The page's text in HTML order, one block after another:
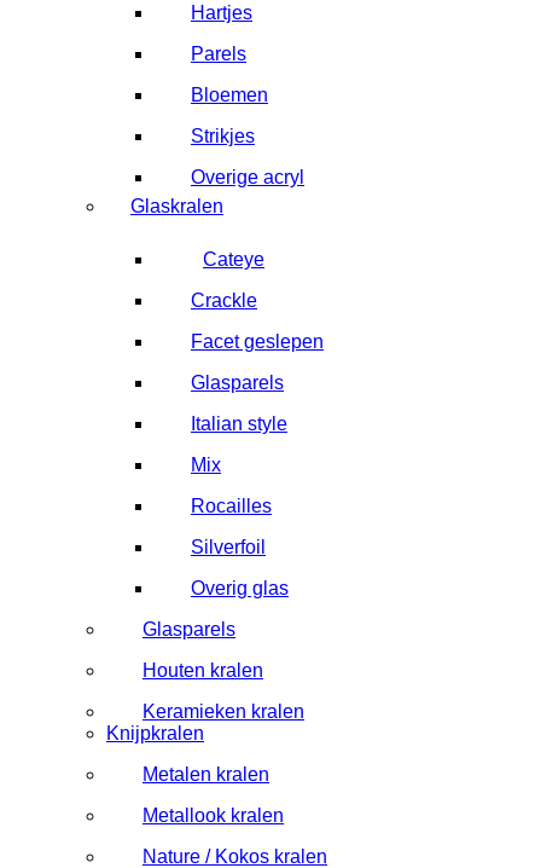
Hartjes
Parels
Bloemen
Strikjes
Overige acryl
Glaskralen
Cateye
Crackle
Facet geslepen
Glasparels
Italian style
Mix
Rocailles
Silverfoil
Overig glas
Glasparels
Houten kralen
Keramieken kralen
Knijpkralen
Metalen kralen
Metallook kralen
Nature / Kokos kralen